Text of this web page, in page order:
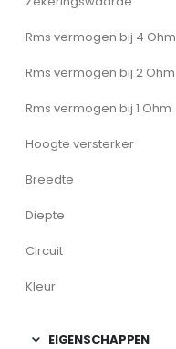
Rms vermogen bij 4 Ohm
Rms vermogen bij 2 Ohm
Rms vermogen bij 1 Ohm
Hoogte versterker
Breedte
Diepte
Circuit
Kleur
EIGENSCHAPPEN